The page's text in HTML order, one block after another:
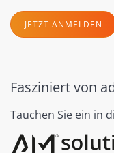
JETZT ANMELDEN
Fasziniert von
Tauchen Sie ein in